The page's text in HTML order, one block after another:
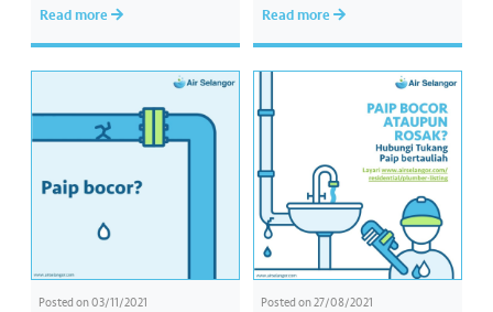
Read more
pecah, sambungan paip air
komited untuk mengurangkan
kadar Air Tidak Terhasil di
Selangor, Kuala Lumpur dan
Putrajaya dengan memohon…
Read more
Posted on03/11/2021 Posted on27/08/2021